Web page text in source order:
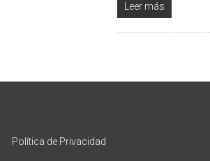
Leer más
Política de Privacidad